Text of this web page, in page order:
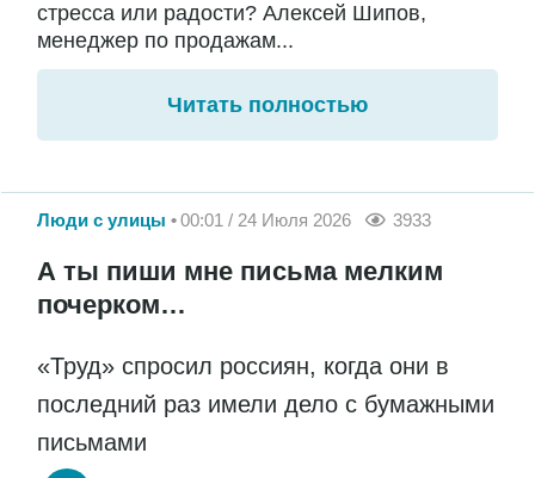
стресса или радости? Алексей Шипов,
менеджер по продажам...
Читать полностью
Люди с улицы 00:01 / 24 Июля 2026 3933
А ты пиши мне письма мелким
почерком…
«Труд» спросил россиян, когда они в
последний раз имели дело с бумажными
письмами